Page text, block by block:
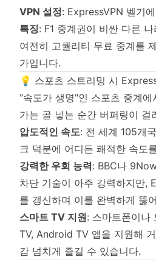
VPN 설정: ExpressVPN 벨기
특징: F1 중계권이 비싼 다른
여전히 고퀄리티 무료 중계를
가입니다.
💡 스포츠 스트리밍 시
"속도가 생명"인 스포츠 중계
가는 골 넣는 순간 버퍼링이
압도적인 속도: 전 세계 105개
크 덕분에 어디든 쾌적한 속도
강력한 우회 능력: BBC나
차단 기술이 아주 강력하지만,
를 갱신하며 이를 완벽하게 뚫
스마트 TV 지원: 스마트폰이나
TV, Android TV 앱을 지원해
감 넘치게 즐길 수 있습니다.